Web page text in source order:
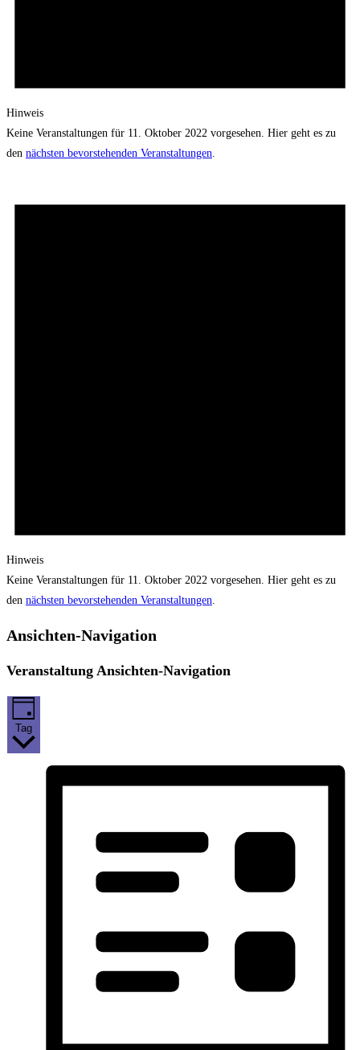
Hinweis
Keine Veranstaltungen für 11. Oktober 2022 vorgesehen. Hier geht es zu
den nächsten bevorstehenden Veranstaltungen.
Hinweis
Keine Veranstaltungen für 11. Oktober 2022 vorgesehen. Hier geht es zu
den nächsten bevorstehenden Veranstaltungen.
Ansichten-Navigation
Veranstaltung Ansichten-Navigation
Tag